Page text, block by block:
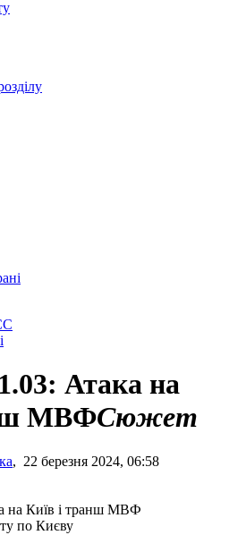
Атака на
МВФСюжет
, 22 березня 2024, 06:58
по Києву